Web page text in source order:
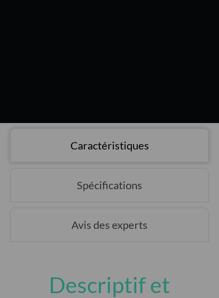
Caractéristiques
Spécifications
Avis des experts
Descriptif et